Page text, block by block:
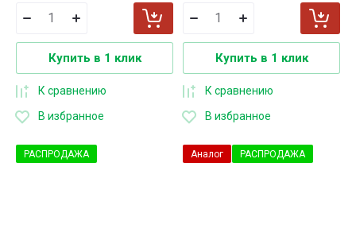
Купить в 1 клик
К сравнению
В избранное
Купить в 1 клик
К сравнению
В избранное
РАСПРОДАЖА Аналог РАСПРОДАЖА